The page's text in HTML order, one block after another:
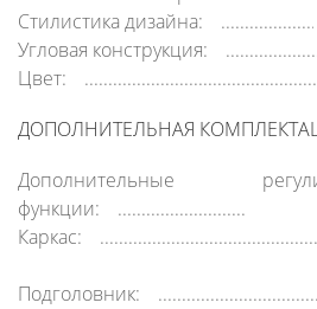
Стилистика дизайна:
Угловая конструкция:
Цвет:
ДОПОЛНИТЕЛЬНАЯ
Дополнительные
функции:
Каркас:
Подголовник: